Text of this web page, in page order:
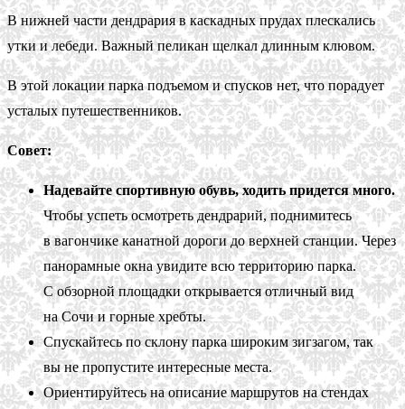
В нижней части дендрария в каскадных прудах плескались
утки и лебеди. Важный пеликан щелкал длинным клювом.
В этой локации парка подъемом и спусков нет, что порадует
усталых путешественников.
Совет:
Надевайте спортивную обувь, ходить придется много.
Чтобы успеть осмотреть дендрарий, поднимитесь
в вагончике канатной дороги до верхней станции. Через
панорамные окна увидите всю территорию парка.
С обзорной площадки открывается отличный вид
на Сочи и горные хребты.
Спускайтесь по склону парка широким зигзагом, так
вы не пропустите интересные места.
Ориентируйтесь на описание маршрутов на стендах